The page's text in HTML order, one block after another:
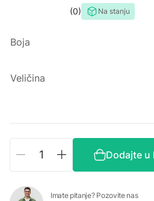
0 Na stanju
Boja
Veličina
DARKO
1594010
Dodajte u
Imate pitanje? Pozovite nas